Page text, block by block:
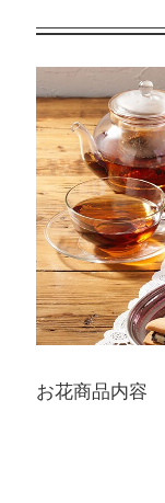
お花商品内容